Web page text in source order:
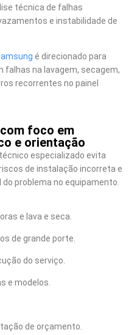
técnica de falhas
e instabilidade de
é direcionado para
na lavagem, secagem,
recorrentes no painel
foco em
e orientação
especializado evita
de instalação incorreta e
problema no equipamento.
e lava e seca.
de grande porte.
do serviço.
e modelos.
de orçamento.